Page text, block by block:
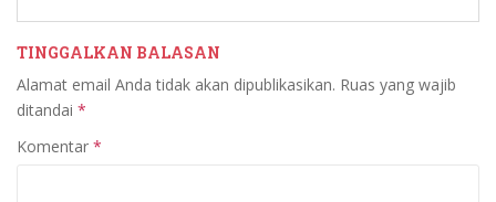
TINGGALKAN BALASAN
Alamat email Anda tidak akan dipublikasikan. Ruas yang wajib
ditandai *
Komentar *